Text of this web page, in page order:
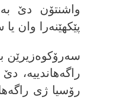
واشنتۆن دێ
پێكهێنه‌را وان
سه‌رۆكوه‌زیرێن
راگه‌هاندییه‌،
رۆسیا ژی